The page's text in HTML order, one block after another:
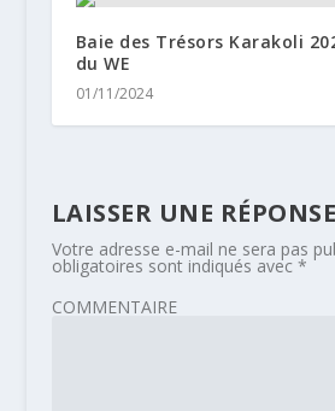
Baie des Trésors Karakoli
du WE
01/11/2024
LAISSER UNE RÉPONSE
Votre adresse e-mail ne sera pas
obligatoires sont indiqués avec *
COMMENTAIRE